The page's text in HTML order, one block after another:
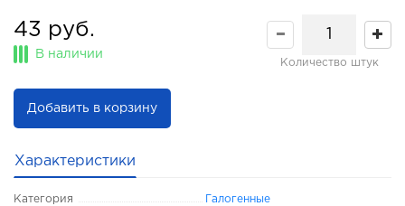
43 руб.
В наличии
Количество штук
Добавить в корзину
Характеристики
Категория Галогенные